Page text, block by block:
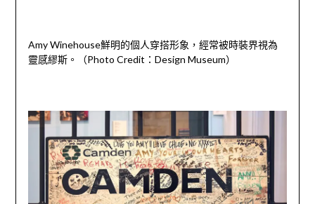
Amy Winehouse鮮明的個人穿搭形象，經常被時裝界視為
靈感繆斯。（Photo Credit：Design Museum）